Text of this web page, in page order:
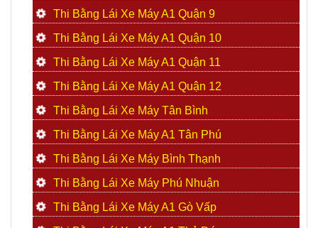
Thi Bằng Lái Xe Máy A1 Quận 9
Thi Bằng Lái Xe Máy A1 Quận 10
Thi Bằng Lái Xe Máy A1 Quận 11
Thi Bằng Lái Xe Máy A1 Quận 12
Thi Bằng Lái Xe Máy Tân Bình
Thi Bằng Lái Xe Máy A1 Tân Phú
Thi Bằng Lái Xe Máy Bình Thạnh
Thi Bằng Lái Xe Máy Phú Nhuận
Thi Bằng Lái Xe Máy A1 Gò Vấp